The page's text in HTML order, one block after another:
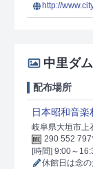
http://
中里ダム
配布場所
日本昭和音
岐阜県大垣市上
290 552
[時間] 9:00～
休館日は念